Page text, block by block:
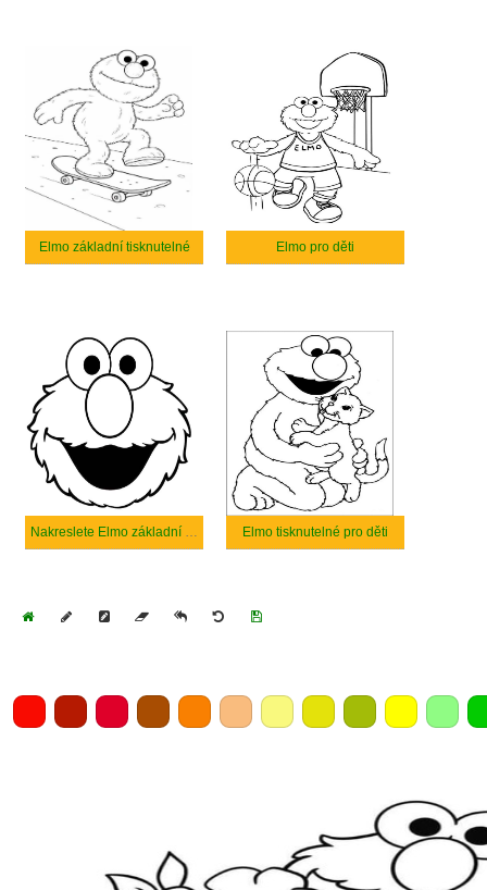
Elmo základní tisknutelné Elmo pro děti
Nakreslete Elmo základní tisknutelné Elmo tisknutelné pro děti